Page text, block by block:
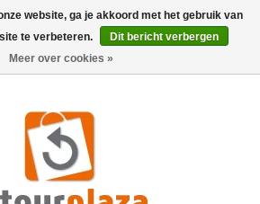
website, ga je akkoord met het gebruik van
te verbeteren.
Dit bericht verbergen
Meer over cookies »